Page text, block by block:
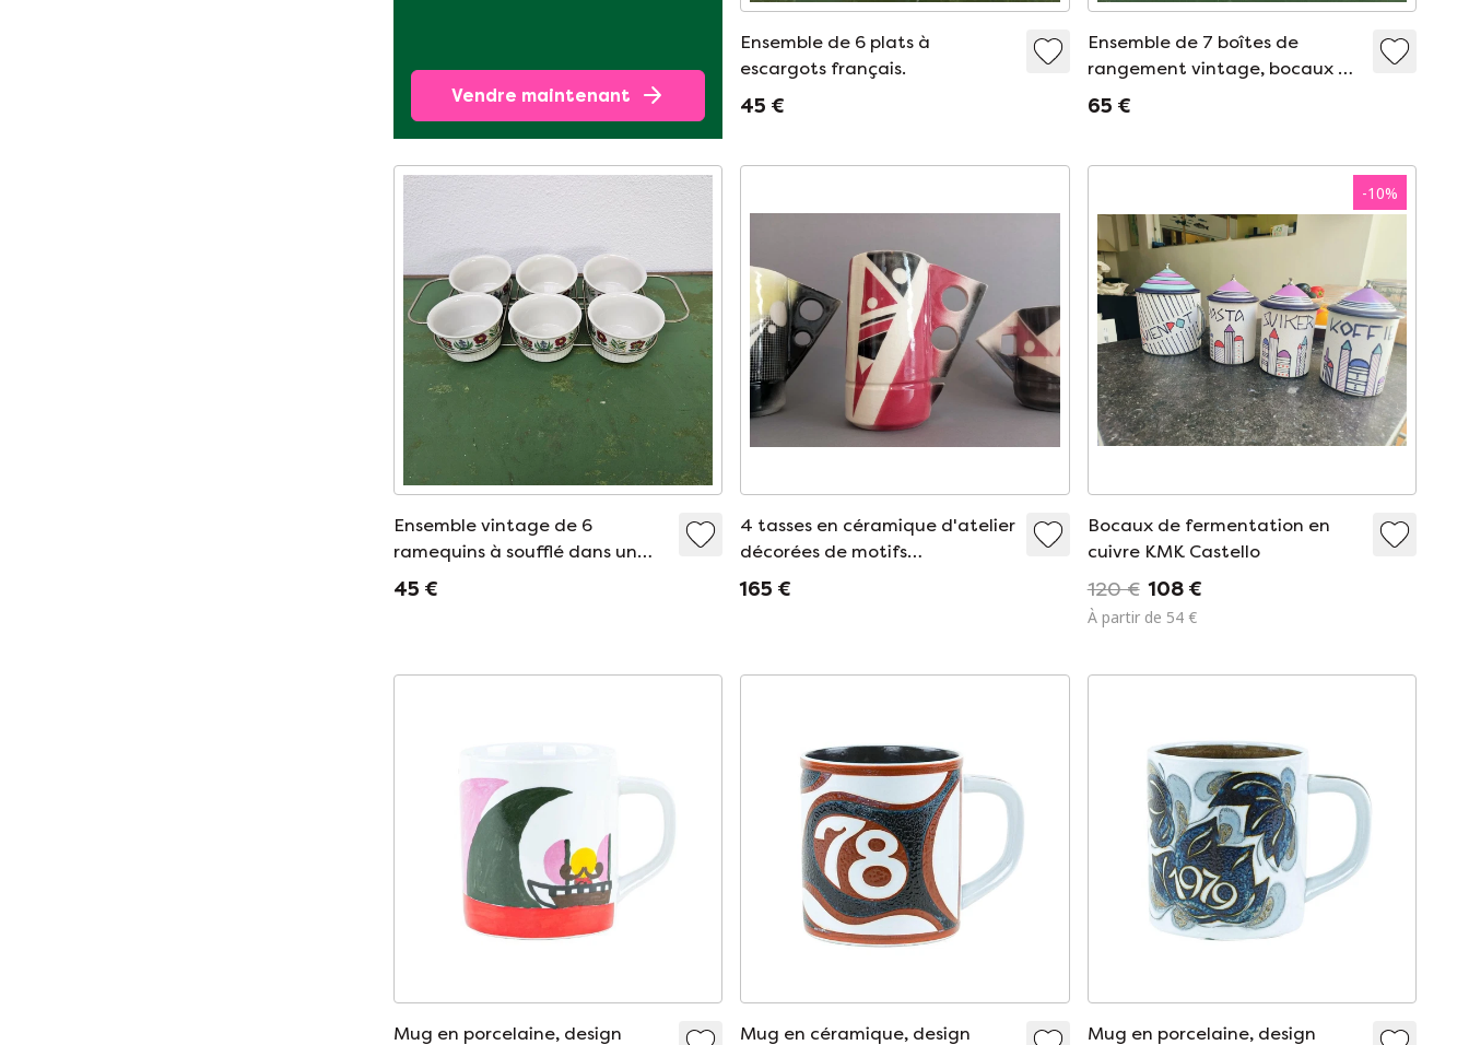
Vendre maintenant
Ensemble de 6 plats à
escargots français.
45 €
Ensemble de 7 boîtes de
rangement vintage, bocaux de
cuisine, boîtes de conservation
65 €
Ensemble vintage de 6
ramequins à soufflé dans un
plat à four Villeroy & Boch
45 €
4 tasses en céramique d'atelier
décorées de motifs
abstraits/postmodernes par
165 €
-10%
Bocaux de fermentation en
cuivre KMK Castello
120 € 108 €
À partir de 54 €
Mug en porcelaine, design
Mug en céramique, design
Mug en porcelaine, design